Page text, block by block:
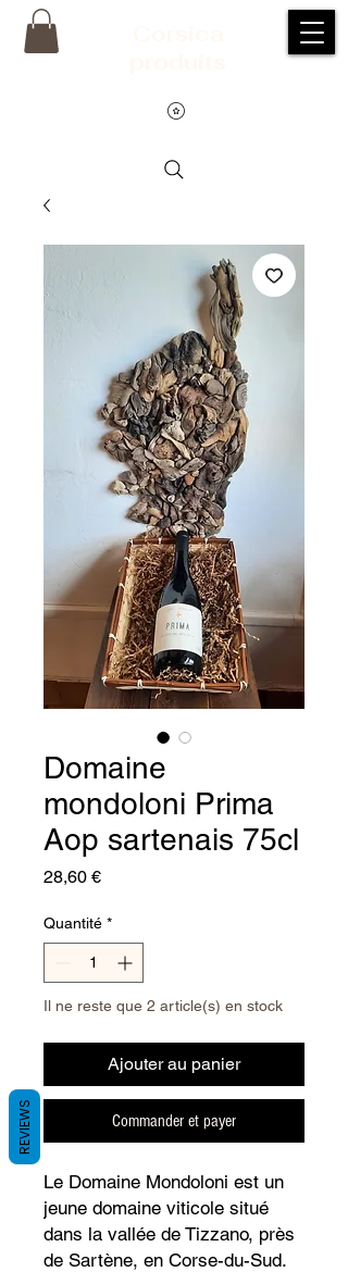
Domaine
mondoloni Prima
Aop sartenais 75cl
28,60 €Prix
Quantité *
Il ne reste que 2 article(s) en stock
Ajouter au panier
Commander et payer
Le Domaine Mondoloni est un
jeune domaine viticole situé
dans la vallée de Tizzano, près
de Sartène, en Corse-du-Sud.
REVIEWS